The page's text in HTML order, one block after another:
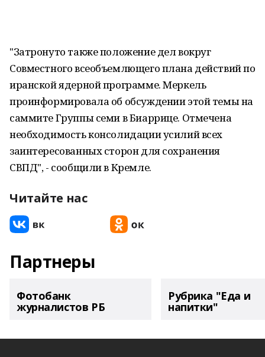
"Затронуто также положение дел вокруг
Совместного всеобъемлющего плана действий по
иранской ядерной программе. Меркель
проинформировала об обсуждении этой темы на
саммите Группы семи в Биаррице. Отмечена
необходимость консолидации усилий всех
заинтересованных сторон для сохранения
СВПД", - сообщили в Кремле.
Читайте нас
Партнеры
Фотобанк
журналистов РБ
Рубрика "Еда и
напитки"